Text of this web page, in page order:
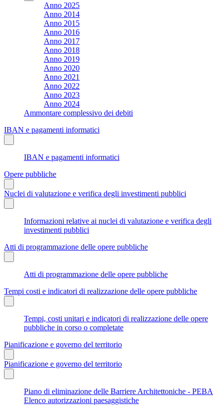
Anno 2025
Anno 2014
Anno 2015
Anno 2016
Anno 2017
Anno 2018
Anno 2019
Anno 2020
Anno 2021
Anno 2022
Anno 2023
Anno 2024
Ammontare complessivo dei debiti
IBAN e pagamenti informatici
IBAN e pagamenti informatici
Opere pubbliche
Nuclei di valutazione e verifica degli investimenti pubblici
Informazioni relative ai nuclei di valutazione e verifica degli
investimenti pubblici
Atti di programmazione delle opere pubbliche
Atti di programmazione delle opere pubbliche
Tempi costi e indicatori di realizzazione delle opere pubbliche
Tempi, costi unitari e indicatori di realizzazione delle opere
pubbliche in corso o completate
Pianificazione e governo del territorio
Pianificazione e governo del territorio
Piano di eliminazione delle Barriere Architettoniche - PEBA
Elenco autorizzazioni paesaggistiche